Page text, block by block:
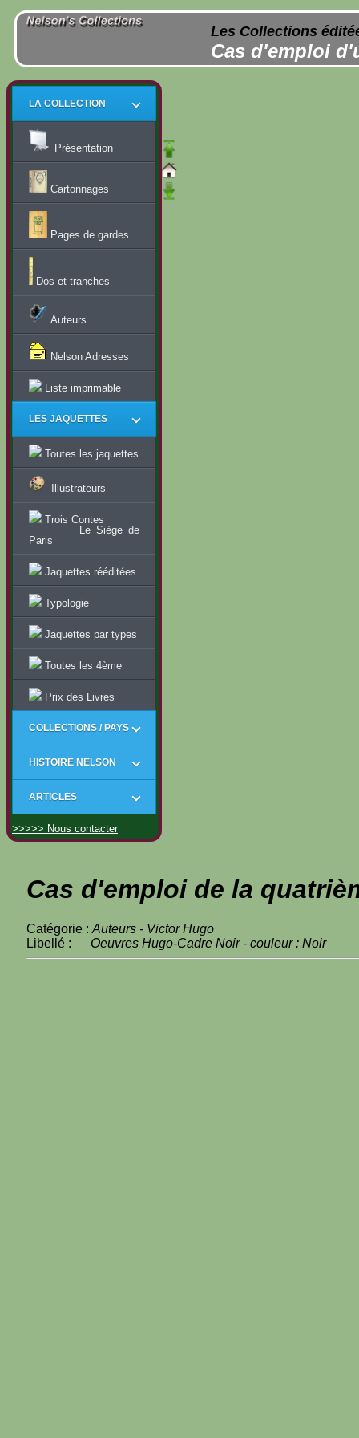
Les Collections
Cas d'emploi
LA COLLECTION
Présentation
Cartonnages
Pages de gardes
Dos et tranches
Auteurs
Nelson Adresses
Liste imprimable
LES JAQUETTES
Toutes les jaquettes
Illustrateurs
Trois Contes
Le Siège de
Paris
Jaquettes rééditées
Typologie
Jaquettes par types
Toutes les 4ème
Prix des Livres
COLLECTIONS / PAYS
HISTOIRE NELSON
ARTICLES
>>>>> Nous contacter
Cas d'emploi de la
Catégorie : Auteurs - Victor Hugo
Libellé : Oeuvres Hugo-Cadre Noir - couleur : Noir